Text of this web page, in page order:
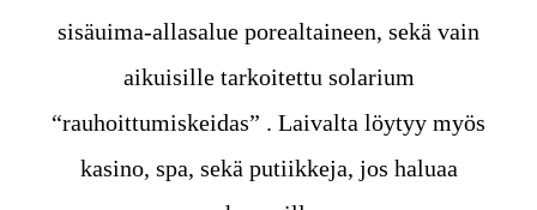
sisäuima-allasalue porealtaineen, sekä vain
aikuisille tarkoitettu solarium
“rauhoittumiskeidas” . Laivalta löytyy myös
kasino, spa, sekä putiikkeja, jos haluaa